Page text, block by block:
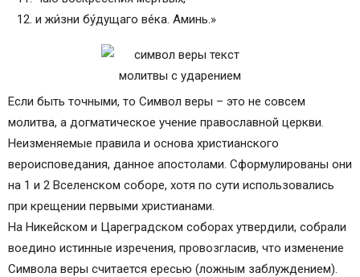
и жи́зни бу́дущаго ве́ка. Аминь.»
Если быть точными, то Символ веры – это не совсем
молитва, а догматическое учение православной церкви.
Неизменяемые правила и основа христианского
вероисповедания, данное апостолами. Сформулированы они
на 1 и 2 Вселенском соборе, хотя по сути использовались
при крещении первыми христианами.
На Никейском и Цареградском соборах утвердили, собрали
воедино истинные изречения, провозгласив, что изменение
Символа веры считается ересью (ложным заблуждением).